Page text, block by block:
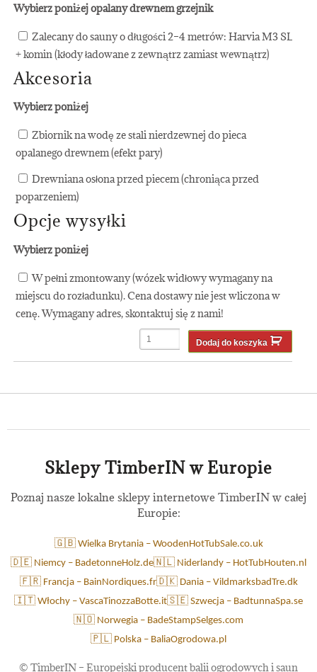
Wybierz poniżej opalany drewnem grzejnik
Zalecany do sauny o długości 2–4 metrów: Harvia M3 SL
+ komin (kłody ładowane z zewnątrz zamiast wewnątrz)
Akcesoria
Wybierz poniżej
Zbiornik na wodę ze stali nierdzewnej do pieca
opalanego drewnem (efekt pary)
Drewniana osłona przed piecem (chroniąca przed
poparzeniem)
Opcje wysyłki
Wybierz poniżej
W pełni zmontowany (wózek widłowy wymagany na
miejscu do rozładunku). Cena dostawy nie jest wliczona w
cenę. Wymagany adres, skontaktuj się z nami!
Dodaj do koszyka
Sklepy TimberIN w Europie
Poznaj nasze lokalne sklepy internetowe TimberIN w całej
Europie:
🇬🇧 Wielka Brytania – WoodenHotTubSale.co.uk
🇩🇪 Niemcy – BadetonneHolz.de🇳🇱 Niderlandy – HotTubHouten.nl
🇫🇷 Francja – BainNordiques.fr🇩🇰 Dania – VildmarksbadTre.dk
🇮🇹 Włochy – VascaTinozzaBotte.it🇸🇪 Szwecja – BadtunnaSpa.se
🇳🇴 Norwegia – BadeStampSelges.com
🇵🇱 Polska – BaliaOgrodowa.pl
© TimberIN – Europejski producent balii ogrodowych i saun